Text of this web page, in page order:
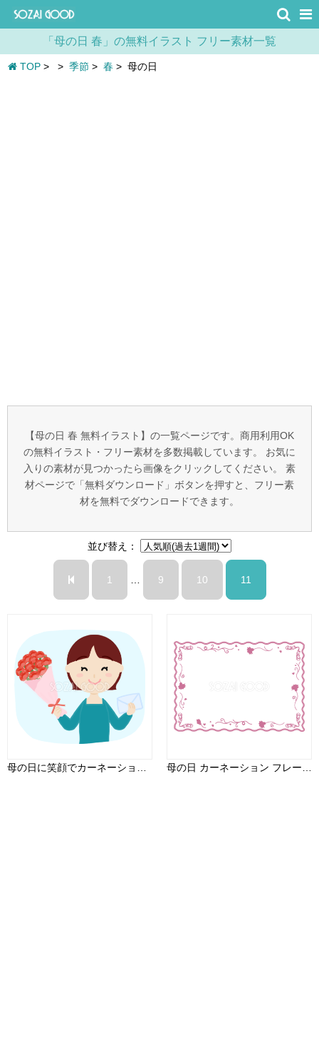
「母の日 春」の無料イラスト フリー素材一覧
TOP > > 季節 > 春 > 母の日
【母の日 春 無料イラスト】の一覧ページです。商用利用OK
の無料イラスト・フリー素材を多数掲載しています。 お気に
入りの素材が見つかったら画像をクリックしてください。 素
材ページで「無料ダウンロード」ボタンを押すと、フリー素
材を無料でダウンロードできます。
並び替え：
1 9 10 11